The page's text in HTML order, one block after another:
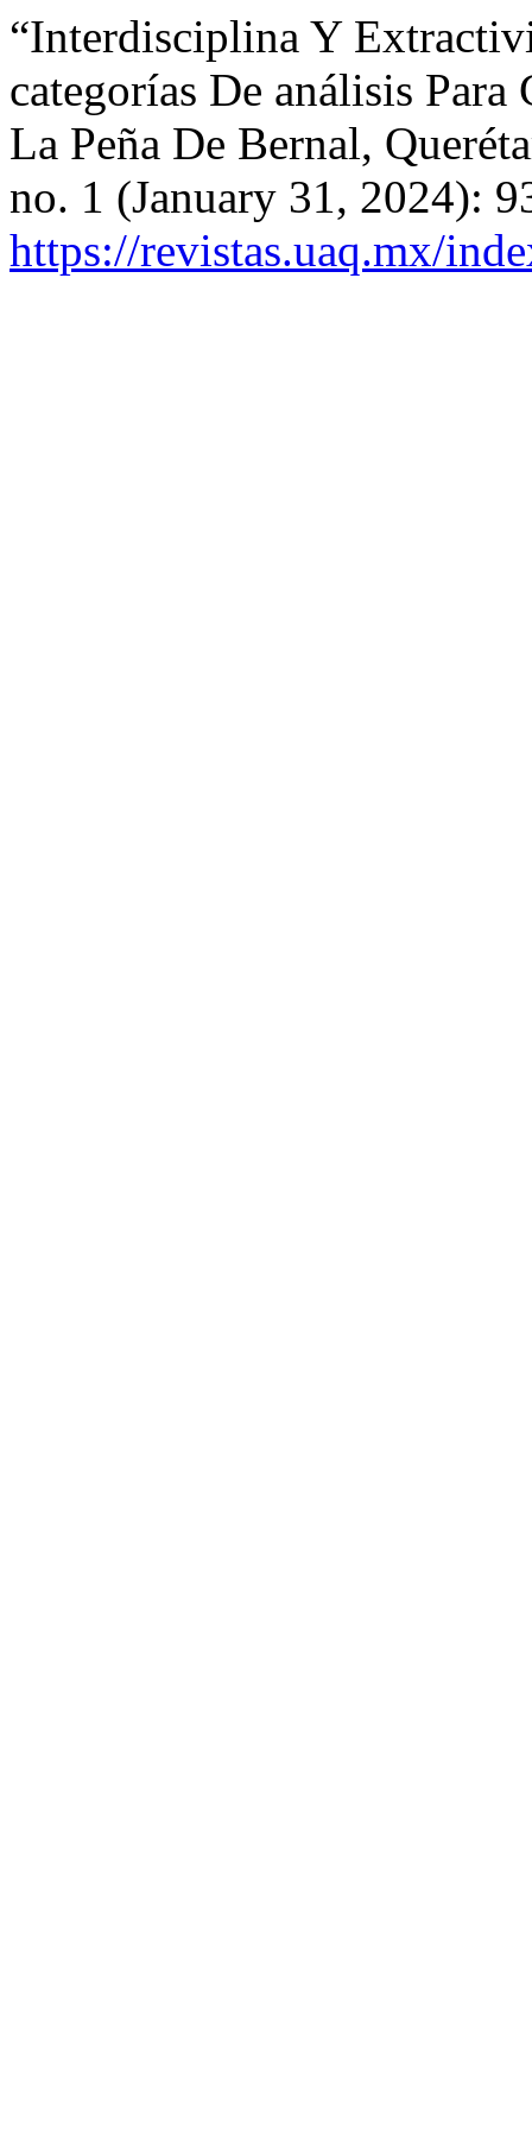
“Interdisciplina Y
categorías De análisis
La Peña De Bernal,
no. 1 (January 31, 2024):
https://revistas.uaq.mx/